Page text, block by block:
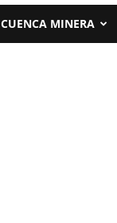
CUENCA MINERA